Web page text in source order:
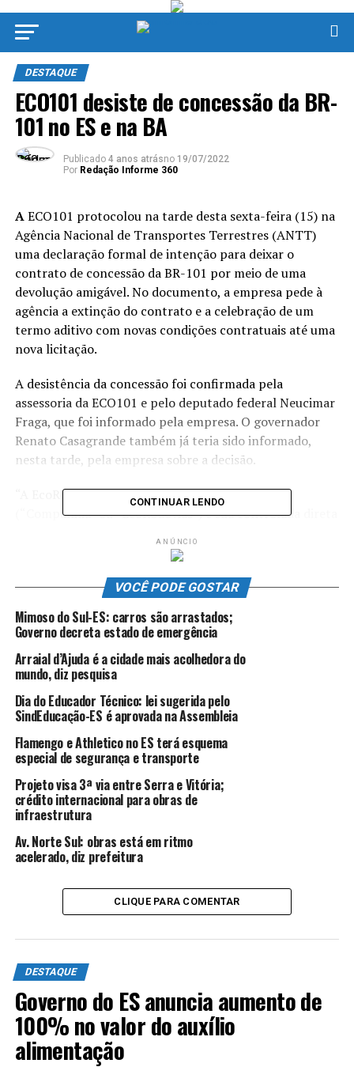
DESTAQUE
ECO101 desiste de concessão da BR-
101 no ES e na BA
Publicado 4 anos atrásno 19/07/2022
Por Redação Informe 360
AECO101 protocolou na tarde desta sexta-feira (15) na
Agência Nacional de Transportes Terrestres (ANTT)
uma declaração formal de intenção para deixar o
contrato de concessão da BR-101 por meio de uma
devolução amigável. No documento, a empresa pede à
agência a extinção do contrato e a celebração de um
termo aditivo com novas condições contratuais até uma
nova licitação.
A desistência da concessão foi confirmada pela
assessoria da ECO101 e pelo deputado federal Neucimar
Fraga, que foi informado pela empresa. O governador
Renato Casagrande também já teria sido informado,
nesta tarde, pela empresa sobre a decisão.
“A EcoRodovias Infraestrutura e Logísitica S.A.
(“Companhia” ou “EcoRodovias”) e sua controlada direta
atendimento às disposições do parágrafo 4º do artigo
Resolução da Comissão de Valores Mobiliários nº 44/21,
vêm a público informar aos seus acionistas e ao mercado
em geral que a controlada direta da ECS, ECO101
em 15 de julho de 2022, junto à Agência Nacional de
Transportes Terrestres – ANTT, declaração formal
quanto à intenção de adesão ao processo de relicitação,
que compreende a extinção amigável do Contrato de
Concessão e a celebração de um Termo Aditivo ao
Contrato de Concessão com novas condições
contratuais até a nova licitação do empreendimento,
referente ao objeto do Contrato de Concessão celebrado
com a ANTT, nos termos da Lei n° 13.448/2017,
regulamentada pelo Decreto nº 9.957/2019”, diz trecho
do documento público (Fato Relevante) informado ao
No dia 4 de junho,a coluna “De Olho no Poder” deu com
Tribunal de Contas da União (TCU).
ANÚNCIO
CONTINUAR LENDO
ANÚNCIO
VOCÊ PODE GOSTAR
Mimoso do Sul-ES: carros são arrastados;
Governo decreta estado de emergência
Arraial d’Ajuda é a cidade mais acolhedora do
mundo, diz pesquisa
Dia do Educador Técnico: lei sugerida pelo
SindEducação-ES é aprovada na Assembleia
Flamengo e Athletico no ES terá esquema
especial de segurança e transporte
Projeto visa 3ª via entre Serra e Vitória;
crédito internacional para obras de
infraestrutura
Av. Norte Sul: obras está em ritmo
acelerado, diz prefeitura
CLIQUE PARA COMENTAR
DESTAQUE
Governo do ES anuncia aumento de
100% no valor do auxílio
alimentação